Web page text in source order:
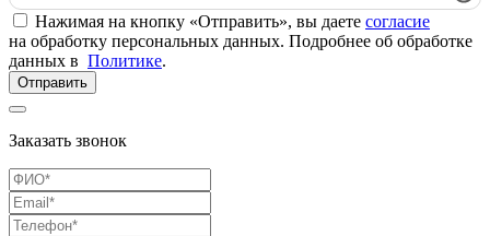
Нажимая на кнопку «Отправить», вы даете согласие
на обработку персональных данных. Подробнее об обработке
данных в Политике.
Отправить
Заказать звонок